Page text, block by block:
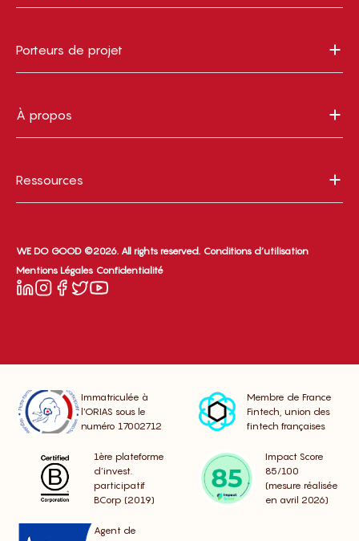
Porteurs de projet
À propos
Ressources
WE DO GOOD ©2026. All rights reserved. Conditions d’utilisation
Mentions Légales Confidentialité
Immatriculée à
l’ORIAS sous le
numéro 17002712
Membre de France
Fintech, union des
fintech françaises
1ère plateforme
d’invest.
participatif
BCorp (2019)
Impact Score
85/100
(mesure réalisée
en avril 2026)
Agent de